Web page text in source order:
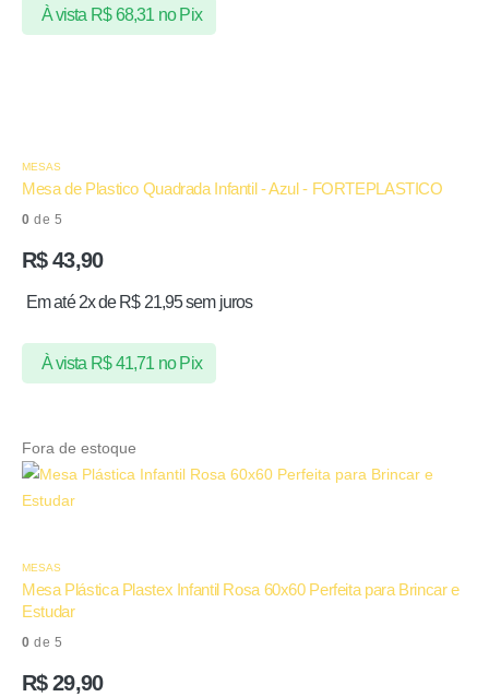
À vista R$68,31 no Pix
MESAS
Mesa de Plastico Quadrada Infantil - Azul - FORTEPLASTICO
0 de 5
R$43,90
Em até 2x de R$21,95sem juros
À vista R$41,71 no Pix
Fora de estoque
MESAS
Mesa Plástica Plastex Infantil Rosa 60x60 Perfeita para Brincar e
Estudar
0 de 5
R$29,90